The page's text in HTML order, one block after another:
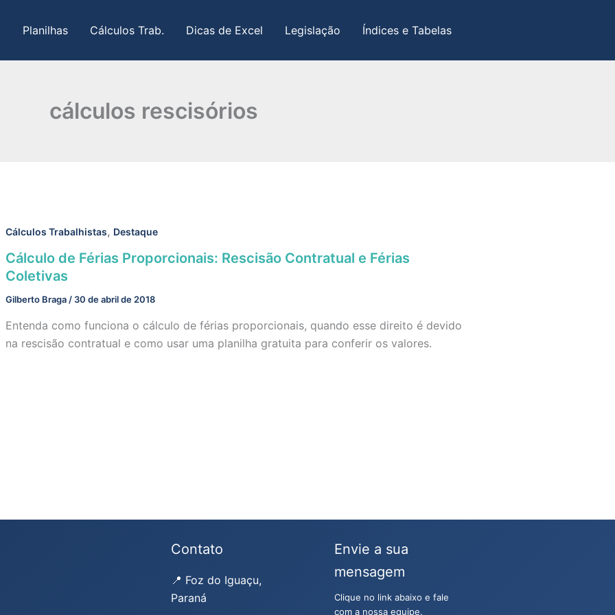
Planilhas Cálculos Trab. Dicas de Excel Legislação Índices e Tabelas
cálculos rescisórios
Cálculos Trabalhistas, Destaque
Cálculo de Férias Proporcionais: Rescisão Contratual e Férias
Coletivas
Gilberto Braga / 30 de abril de 2018
Entenda como funciona o cálculo de férias proporcionais, quando esse direito é devido
na rescisão contratual e como usar uma planilha gratuita para conferir os valores.
Contato
📍 Foz do Iguaçu,
Paraná
Envie a sua
mensagem
Clique no link abaixo e fale
com a nossa equipe.